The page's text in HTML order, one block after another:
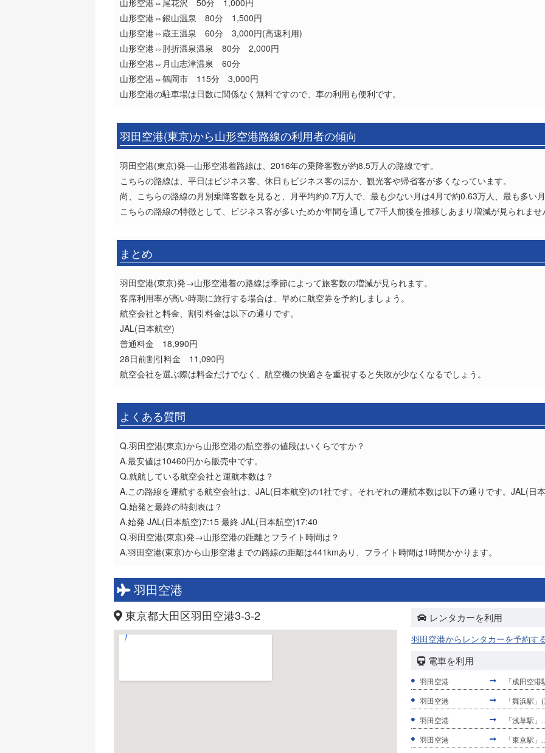
山形空港⇔尾花沢 50分 1,000円
山形空港⇔銀山温泉 80分 1,500円
山形空港⇔蔵王温泉 60分 3,000円(高速利用)
山形空港⇔肘折温泉温泉 80分 2,000円
山形空港⇔月山志津温泉 60分
山形空港⇔鶴岡市 115分 3,000円
山形空港の駐車場は日数に関係なく無料ですので、車の利用も便利です。
羽田空港(東京)から山形空港路線の利用者の傾向
羽田空港(東京)発―山形空港着路線は、2016年の乗降客数が約8.5万人の路線です。
こちらの路線は、平日はビジネス客、休日もビジネス客のほか、観光客や帰省客が多くなっています。
尚、こちらの路線の月別乗降客数を見ると、月平均約0.7万人で、最も少ない月は4月で約0.63万人、最も多い
こちらの路線の特徴として、ビジネス客が多いためか年間を通して7千人前後を推移しあまり増減が見られませ
まとめ
羽田空港(東京)発→山形空港着の路線は季節によって旅客数の増減が見られます。
客席利用率が高い時期に旅行する場合は、早めに航空券を予約しましょう。
航空会社と料金、割引料金は以下の通りです。
JAL(日本航空)
普通料金 18,990円
28日前割引料金 11,090円
航空会社を選ぶ際は料金だけでなく、航空機の快適さを重視すると失敗が少なくなるでしょう。
よくある質問
Q.羽田空港(東京)から山形空港の航空券の値段はいくらですか？
A.最安値は10460円から販売中です。
Q.就航している航空会社と運航本数は？
A.この路線を運航する航空会社は、JAL(日本航空)の1社です。それぞれの運航本数は以下の通りです。JAL(日
Q.始発と最終の時刻表は？
A.始発 JAL(日本航空)7:15 最終 JAL(日本航空)17:40
Q.羽田空港(東京)発→山形空港の距離とフライト時間は？
A.羽田空港(東京)から山形空港までの路線の距離は441kmあり、フライト時間は1時間かかります。
羽田空港
東京都大田区羽田空港3-3-2 レンタカーを利用
羽田空港からレンタカーを予約す
電車を利用
羽田空港
「成田空
羽田空港
「舞浜駅
羽田空港
「浅草駅
羽田空港
「東京駅